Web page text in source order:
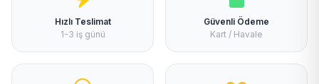
Hızlı Teslimat
1-3 iş günü
Güvenli Ödeme
Kart / Havale